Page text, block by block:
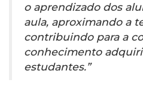
o aprendizado dos
aula, aproximando a
contribuindo para a
conhecimento
estudantes.”